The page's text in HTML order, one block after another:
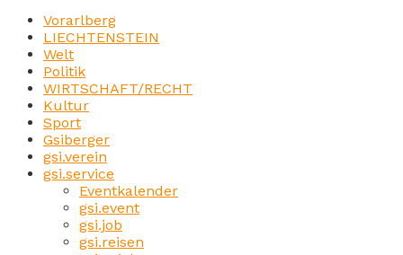
Vorarlberg
LIECHTENSTEIN
Welt
Politik
WIRTSCHAFT/RECHT
Kultur
Sport
Gsiberger
gsi.verein
gsi.service
Eventkalender
gsi.event
gsi.job
gsi.reisen